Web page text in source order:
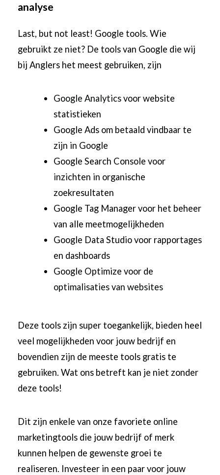
analyse
Last, but not least! Google tools. Wie
gebruikt ze niet? De tools van Google die wij
bij Anglers het meest gebruiken, zijn
Google Analyticsvoor website
statistieken
Google Ads om betaald vindbaar te
zijn in Google
Google Search Console voor
inzichten in organische
zoekresultaten
Google Tag Manager voor het beheer
van alle meetmogelijkheden
Google Data Studio voor rapportages
en dashboards
Google Optimize voor de
optimalisaties van websites
Deze tools zijn super toegankelijk, bieden heel
veel mogelijkheden voor jouw bedrijf en
bovendien zijn de meeste tools gratis te
gebruiken. Wat ons betreft kan je niet zonder
deze tools!
Dit zijn enkele van onze favoriete online
marketingtools die jouw bedrijf of merk
kunnen helpen de gewenste groei te
realiseren. Investeer in een paar voor jouw